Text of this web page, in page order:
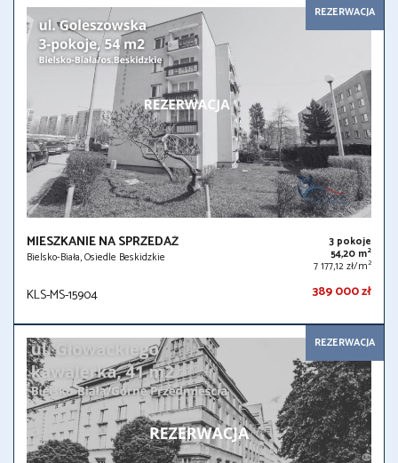
REZERWACJA
MIESZKANIE NA SPRZEDAŻ
Bielsko-Biała, Osiedle Beskidzkie
3 pokoje
54,20 m2
7 177,12 zł/m2
KLS-MS-15904 389 000 zł
REZERWACJA